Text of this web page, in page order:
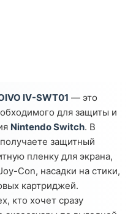
IV-SWT01 — это
для защиты и
Nintendo Switch. В
защитный
пленку для экрана,
Con, насадки на стики,
картриджей.
кто хочет сразу